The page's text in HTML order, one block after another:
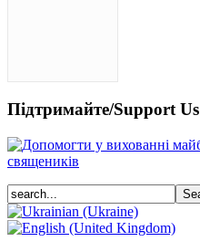
Підтримайте/Support Us